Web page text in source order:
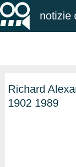
notizie
Richard
1902 1989